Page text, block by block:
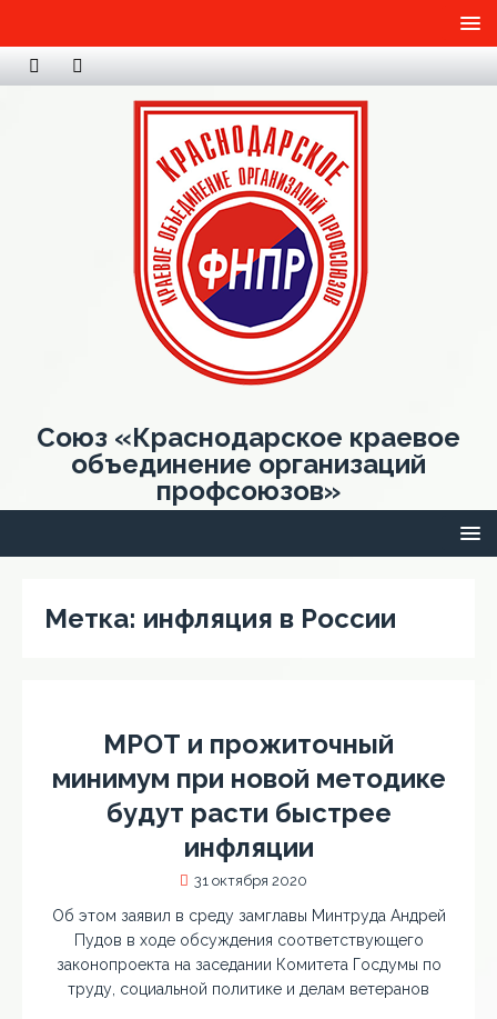
Союз «Краснодарское краевое
объединение организаций
профсоюзов»
Метка: инфляция в России
МРОТ и прожиточный
минимум при новой методике
будут расти быстрее
инфляции
31 октября 2020
Об этом заявил в среду замглавы Минтруда Андрей
Пудов в ходе обсуждения соответствующего
законопроекта на заседании Комитета Госдумы по
труду, социальной политике и делам ветеранов